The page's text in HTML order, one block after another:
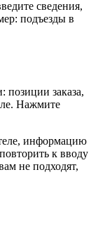
сведения,
подъезды в
позиции заказа,
Нажмите
информацию
к вводу
не подходят,